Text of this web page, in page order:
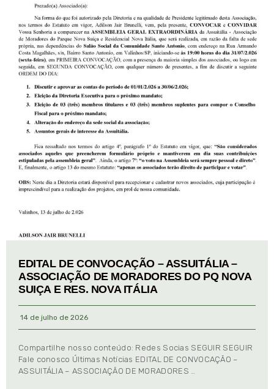
EDITAL DE CONVOCAÇÃO – ASSUITÁLIA –
ASSOCIAÇÃO DE MORADORES DO PQ NOVA
SUIÇA E RES. NOVA ITÁLIA
14 de julho de 2026
Compartilhe nosso conteúdo: Redes Socias SEGUIR SEGUIR
Fale conosco Últimas Notícias EDITAL DE CONVOCAÇÃO –
ASSUITÁLIA – ASSOCIAÇÃO DE MORADORES …